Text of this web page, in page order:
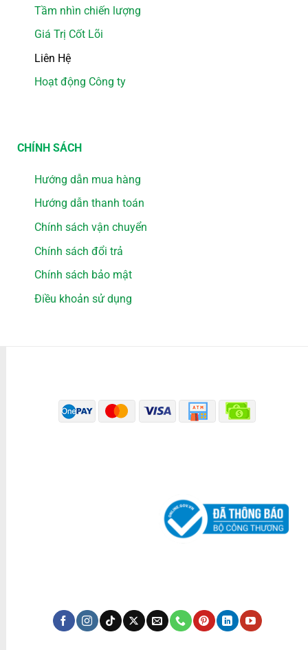
Tầm nhìn chiến lượng
Giá Trị Cốt Lõi
Liên Hệ
Hoạt động Công ty
CHÍNH SÁCH
Hướng dẫn mua hàng
Hướng dẫn thanh toán
Chính sách vận chuyển
Chính sách đổi trả
Chính sách bảo mật
Điều khoản sử dụng